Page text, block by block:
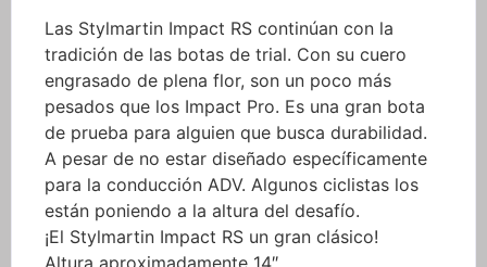
Las Stylmartin Impact RS continúan con la
tradición de las botas de trial. Con su cuero
engrasado de plena flor, son un poco más
pesados ​​que los Impact Pro. Es una gran bota
de prueba para alguien que busca durabilidad.
A pesar de no estar diseñado específicamente
para la conducción ADV. Algunos ciclistas los
están poniendo a la altura del desafío.
¡El Stylmartin Impact RS un gran clásico!
Altura aproximadamente 14″